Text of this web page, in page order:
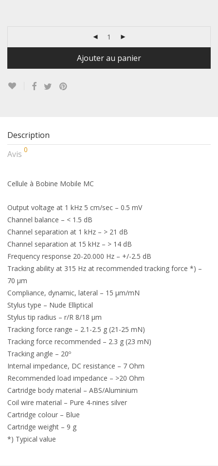
Ajouter au panier
Description
Avis 0
Cellule à Bobine Mobile MC
Output voltage at 1 kHz 5 cm/sec – 0.5 mV
Channel balance – < 1.5 dB
Channel separation at 1 kHz – > 21 dB
Channel separation at 15 kHz – > 14 dB
Frequency response 20-20.000 Hz – +/-2.5 dB
Tracking ability at 315 Hz at recommended tracking force *) –
70 μm
Compliance, dynamic, lateral – 15 μm/mN
Stylus type – Nude Elliptical
Stylus tip radius – r/R 8/18 μm
Tracking force range – 2.1-2.5 g (21-25 mN)
Tracking force recommended – 2.3 g (23 mN)
Tracking angle – 20º
Internal impedance, DC resistance – 7 Ohm
Recommended load impedance – >20 Ohm
Cartridge body material – ABS/Aluminium
Coil wire material – Pure 4-nines silver
Cartridge colour – Blue
Cartridge weight – 9 g
*) Typical value